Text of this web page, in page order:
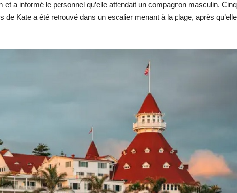
a informé le personnel qu’elle attendait un compagnon masculin. Cinq
de Kate a été retrouvé dans un escalier menant à la plage, après qu’elle